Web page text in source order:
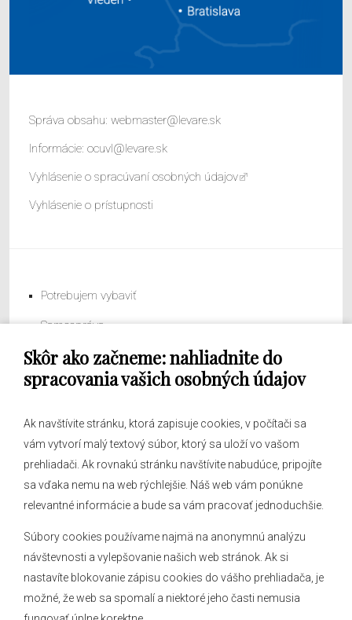
Skôr ako začneme: nahliadnite do
spracovania vašich osobných údajov
Ak navštívite stránku, ktorá zapisuje cookies, v počítači sa
vám vytvorí malý textový súbor, ktorý sa uloží vo vašom
prehliadači. Ak rovnakú stránku navštívite nabudúce, pripojíte
sa vďaka nemu na web rýchlejšie. Náš web vám ponúkne
relevantné informácie a bude sa vám pracovať jednoduchšie.
Súbory cookies používame najmä na anonymnú analýzu
návštevnosti a vylepšovanie našich web stránok. Ak si
nastavíte blokovanie zápisu cookies do vášho prehliadača, je
možné, že web sa spomalí a niektoré jeho časti nemusia
Správa obsahu: webmaster@levare.sk
Informácie: ocuvl@levare.sk
Vyhlásenie o spracúvaní osobných údajov
Vyhlásenie o prístupnosti
Potrebujem vybaviť
Samospráva
Obecný úrad
O obci
Hlásenia obecného rozhlasu
Kontakt